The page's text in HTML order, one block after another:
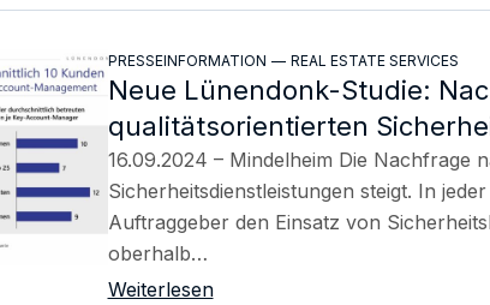
PRESSEINFORMATION — REAL ESTATE SERVICES
Neue Lünendonk-Studie:
qualitätsorientierten
16.09.2024 – Mindelheim Die Nachfrage
Sicherheitsdienstleistungen steigt. In
Auftraggeber den Einsatz von
oberhalb…
Weiterlesen